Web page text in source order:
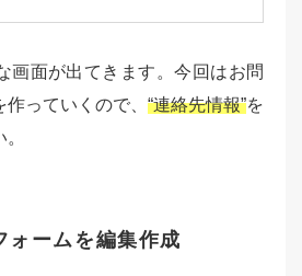
画面が出てきます。今回はお問
っていくので、 “連絡先情報”を
ォームを編集作成